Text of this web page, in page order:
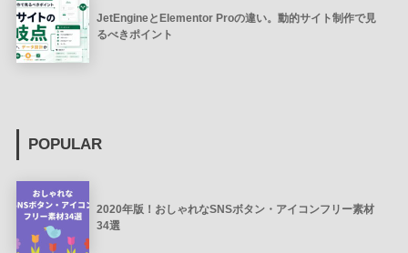
JetEngineとElementor Proの違い。動的サイト制作で見
るべきポイント
POPULAR
2020年版！おしゃれなSNSボタン・アイコンフリー素材
34選